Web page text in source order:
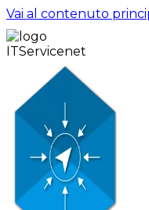
Vai al contenuto